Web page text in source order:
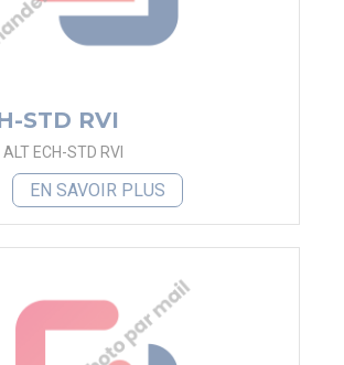
STD RVI
0986042350 ALT ECH-STD RVI
EN SAVOIR PLUS